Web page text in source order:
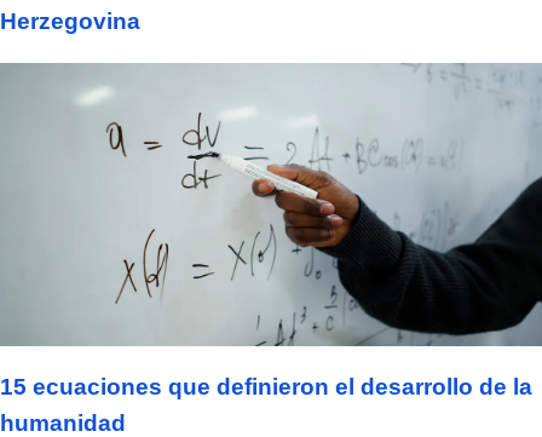
Herzegovina
15 ecuaciones que definieron el desarrollo de la
humanidad